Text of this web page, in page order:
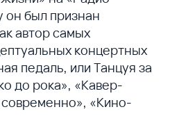
он был признан
автор самых
концертных
педаль, или Танцуя за
до рока», «Кавер-
«Кино-